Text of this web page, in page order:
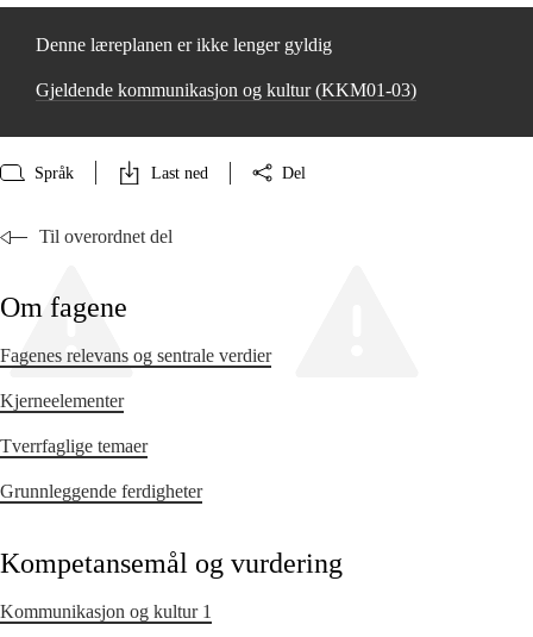
Denne læreplanen er ikke lenger gyldig
Gjeldende kommunikasjon og kultur (KKM01‑03)
Språk Last ned Del
Til overordnet del
Om fagene
Fagenes relevans og sentrale verdier
Kjerneelementer
Tverrfaglige temaer
Grunnleggende ferdigheter
Kompetansemål og vurdering
Kommunikasjon og kultur 1